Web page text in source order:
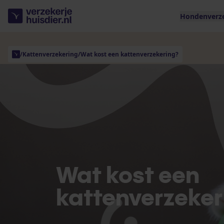
/Kattenverzekering/Wat kost een kattenverzekering?
Wat kost een